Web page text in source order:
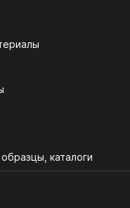
каталоги